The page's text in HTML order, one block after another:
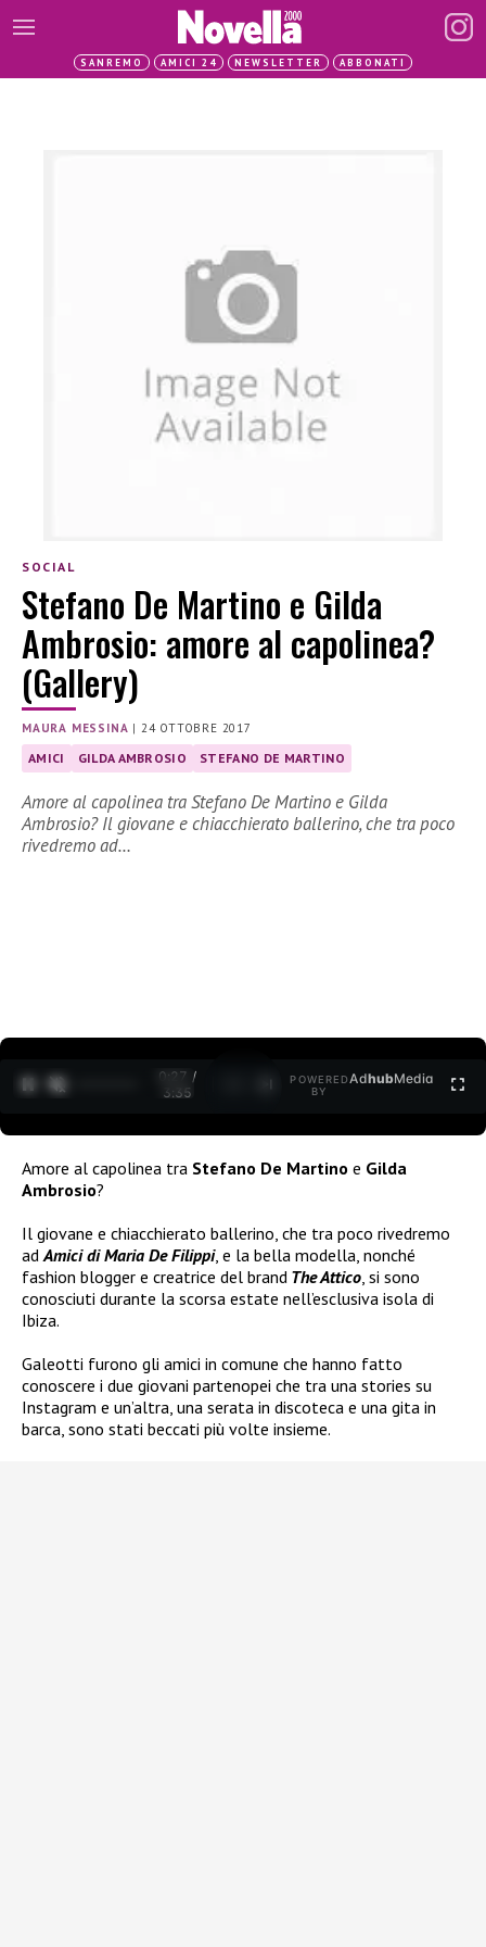
SANREMO AMICI 24 NEWSLETTER ABBONATI
SOCIAL
Stefano De Martino e Gilda
Ambrosio: amore al capolinea?
(Gallery)
MAURA MESSINA | 24 OTTOBRE 2017
AMICI GILDA AMBROSIO STEFANO DE MARTINO
Amore al capolinea tra Stefano De Martino e Gilda
Ambrosio? Il giovane e chiacchierato ballerino, che tra poco
rivedremo ad…
0:28 /
3:35
POWERED
BY
AdhubMedia
Amore al capolinea tra Stefano De Martino e Gilda
Ambrosio?
Il giovane e chiacchierato ballerino, che tra poco rivedremo
ad Amici di Maria De Filippi, e la bella modella, nonché
fashion blogger e creatrice del brand The Attico , si sono
conosciuti durante la scorsa estate nell’esclusiva isola di
Ibiza.
Galeotti furono gli amici in comune che hanno fatto
conoscere i due giovani partenopei che tra una stories su
Instagram e un’altra, una serata in discoteca e una gita in
barca, sono stati beccati più volte insieme.